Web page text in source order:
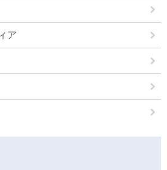
ア